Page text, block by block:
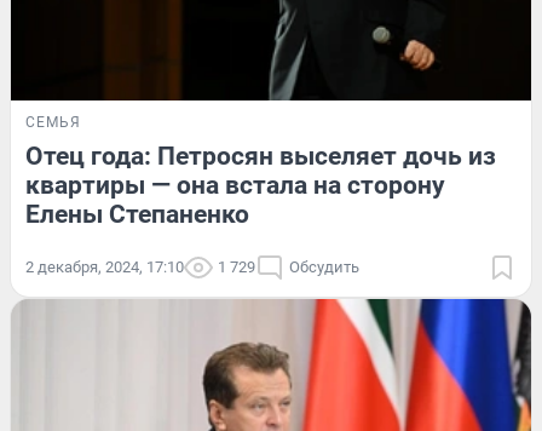
СЕМЬЯ
Отец года: Петросян выселяет дочь из
квартиры — она встала на сторону
Елены Степаненко
2 декабря, 2024, 17:10 1 729 Обсудить